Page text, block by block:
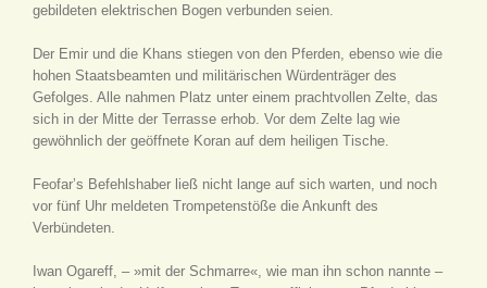
gebildeten elektrischen Bogen verbunden seien.
Der Emir und die Khans stiegen von den Pferden, ebenso wie die
hohen Staatsbeamten und militärischen Würdenträger des
Gefolges. Alle nahmen Platz unter einem prachtvollen Zelte, das
sich in der Mitte der Terrasse erhob. Vor dem Zelte lag wie
gewöhnlich der geöffnete Koran auf dem heiligen Tische.
Feofar’s Befehlshaber ließ nicht lange auf sich warten, und noch
vor fünf Uhr meldeten Trompetenstöße die Ankunft des
Verbündeten.
Iwan Ogareff, – »mit der Schmarre«, wie man ihn schon nannte –